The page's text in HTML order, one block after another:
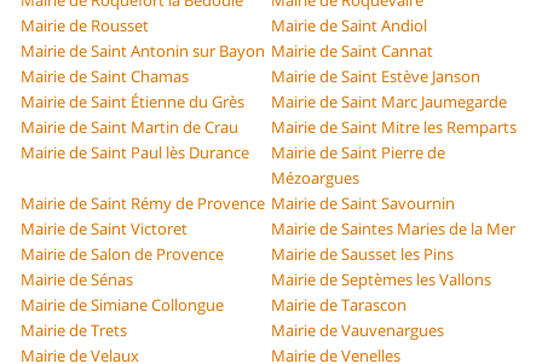
Mairie de Rousset
Mairie de Saint Andiol
Mairie de Saint Antonin sur Bayon Mairie de Saint Cannat
Mairie de Saint Chamas
Mairie de Saint Estève Janson
Mairie de Saint Étienne du Grès
Mairie de Saint Marc Jaumegarde
Mairie de Saint Martin de Crau
Mairie de Saint Mitre les Remparts
Mairie de Saint Paul lès Durance
Mairie de Saint Pierre de
Mézoargues
Mairie de Saint Rémy de Provence Mairie de Saint Savournin
Mairie de Saint Victoret
Mairie de Saintes Maries de la Mer
Mairie de Salon de Provence
Mairie de Sausset les Pins
Mairie de Sénas
Mairie de Septèmes les Vallons
Mairie de Simiane Collongue
Mairie de Tarascon
Mairie de Trets
Mairie de Vauvenargues
Mairie de Velaux
Mairie de Venelles